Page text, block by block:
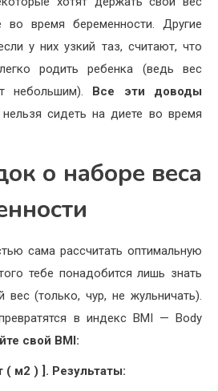
время беременности. Другие
у них узкий таз, считают, что
родить ребенка (ведь вес
небольшим). Все эти доводы
сидеть на диете во время
о наборе веса
сама рассчитать оптимальную
тебе понадобится лишь знать
(только, чур, не жульничать).
в индекс BMI — Body
свой BMI:
( м2 ) ]. Результаты: